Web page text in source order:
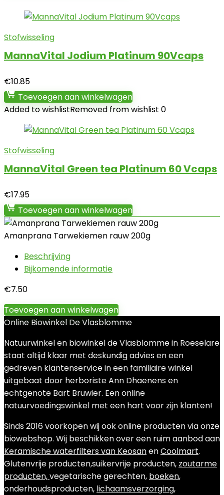
Stofwisseling
MannaVital Jodium Platinum 90Vcaps
€10.85
Toevoegen aan winkelwagen
Added to wishlistRemoved from wishlist 0
Stofwisseling
MannaVital Green tea Platinum 60 Vcaps
€17.95
Toevoegen aan winkelwagen
Amanprana Tarwekiemen rauw 200g
Beschrijving
Bijkomende informatie
€7.50
Toevoegen aan winkelwagen
Online Biowinkel De Vlasblomme
Natuurwinkel en biowinkel de Vlasblomme in Roeselare
staat altijd klaar met deskundig advies en een
gedreven klantenservice in een familiaire winkel
uitgebaat door herboriste Ann Dhaenens en
echtgenote Bart Bruwier. Een online
natuurvoedingswinkel met een hart voor zijn klanten!
Sinds 2016 voorkopen wij ook online producten via onze
biowebshop. Wij beschikken over een ruim aanbod aan
Keramische waterfilters van KeosanenCoolmart.
Glutenvrije producten,suikervrije producten, zoutarme
producten,vegetarische gerechten, boeken,
onderhoudsproducten, lichaamsverzorging,